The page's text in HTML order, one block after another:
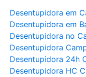
Desentupidora em
Desentupidora em
Desentupidora no
Desentupidora
Desentupidora 24h
Desentupidora HC